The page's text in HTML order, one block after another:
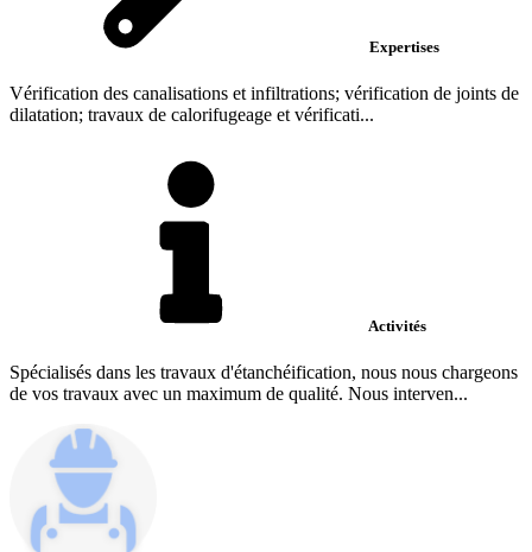
Expertises
Vérification des canalisations et infiltrations; vérification de joints de
dilatation; travaux de calorifugeage et vérificati...
Activités
Spécialisés dans les travaux d'étanchéification, nous nous chargeons
de vos travaux avec un maximum de qualité. Nous interven...